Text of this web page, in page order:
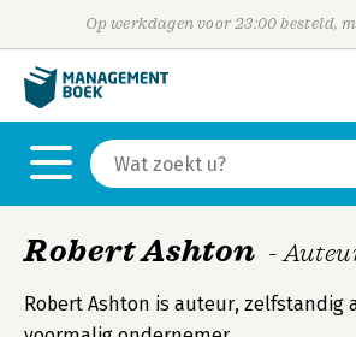
Op werkdagen voor 23:00 besteld,
Robert Ashton -
Robert Ashton is auteur, zelfstandig